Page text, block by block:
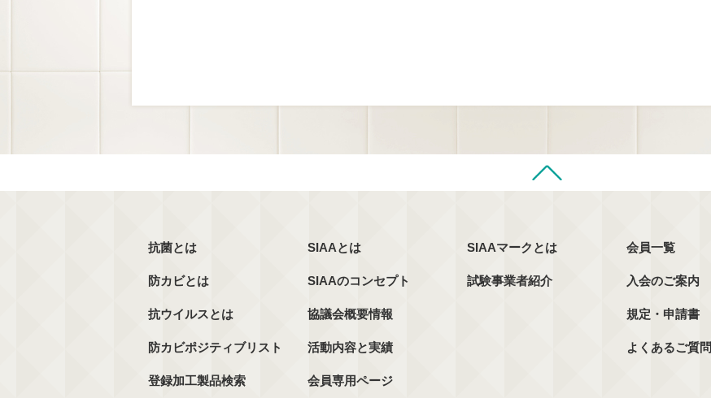
抗菌とは
防カビとは
抗ウイルスとは
防カビポジティブリスト
登録加工製品検索
SIAAとは
SIAAのコンセプト
協議会概要情報
活動内容と実績
会員専用ページ
SIAAマークとは
試験事業者紹介
会員一覧
入会のご案内
規定・申請書
よくあるご質問